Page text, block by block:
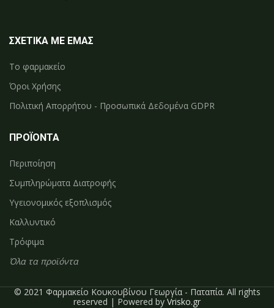
ΣΧΕΤΙΚΑ ΜΕ ΕΜΑΣ
Το φαρμακείο
Όροι Χρήσης
Πολιτική Απορρήτου - Προσωπικά Δεδομένα GDPR
ΠΡΟΪΟΝΤΑ
Περιποίηση
Συμπληρώματα Διατροφής
Υγειονομικός εξοπλισμός
Καλλυντικό
Τρόφιμα
Όλα τα προϊόντα
© 2021 Φαρμακείο Κουκουβίνου Γεωργία - Παταπία. All rights
reserved | Powered byVrisko.gr